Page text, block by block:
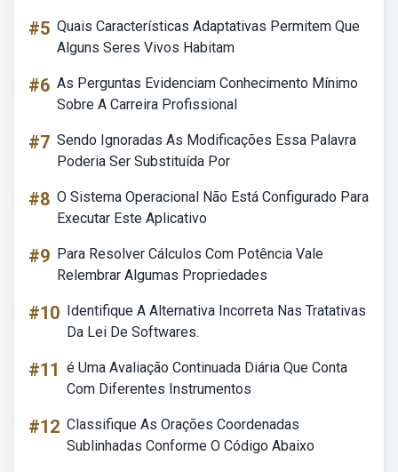
#5 Quais Características Adaptativas Permitem Que
Alguns Seres Vivos Habitam
#6 As Perguntas Evidenciam Conhecimento Mínimo
Sobre A Carreira Profissional
#7 Sendo Ignoradas As Modificações Essa Palavra
Poderia Ser Substituída Por
#8 O Sistema Operacional Não Está Configurado Para
Executar Este Aplicativo
#9 Para Resolver Cálculos Com Potência Vale
Relembrar Algumas Propriedades
#10 Identifique A Alternativa Incorreta Nas Tratativas
Da Lei De Softwares.
#11 é Uma Avaliação Continuada Diária Que Conta
Com Diferentes Instrumentos
#12 Classifique As Orações Coordenadas
Sublinhadas Conforme O Código Abaixo